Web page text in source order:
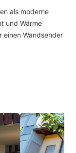
als moderne
und Wärme
einen Wandsender